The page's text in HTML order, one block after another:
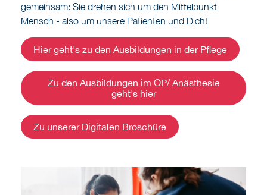
gemeinsam: Sie drehen sich um den Mittelpunkt
Mensch - also um unsere Patienten und Dich!
Hier geht's zu den Ausbildungen in der Pflege
Zu den Ausbildungen im OP/ Anästhesie
geht's hier
Zu unserer Digitalen Broschüre